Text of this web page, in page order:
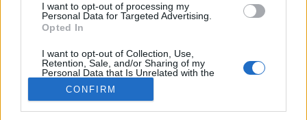
I want to opt-out of processing my
Personal Data for Targeted Advertising.
Opted In
I want to opt-out of Collection, Use,
Retention, Sale, and/or Sharing of my
Personal Data that Is Unrelated with the
Purposes for which it was collected.
Opted Out
CONFIRM
Betegségek
2024. június 27. 08:34